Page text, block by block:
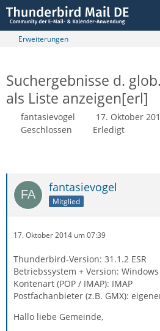
Erweiterungen
Suchergebnisse d.
als Liste anzeigen[erl]
fantasievogel
17. Oktober
Geschlossen
Erledigt
fantasievogel
Mitglied
17. Oktober 2014 um 07:39
Thunderbird-Version: 31.1.2 ESR
Betriebssystem + Version:
Kontenart (POP / IMAP): IMAP
Postfachanbieter (z.B. GMX):
Hallo liebe Gemeinde,